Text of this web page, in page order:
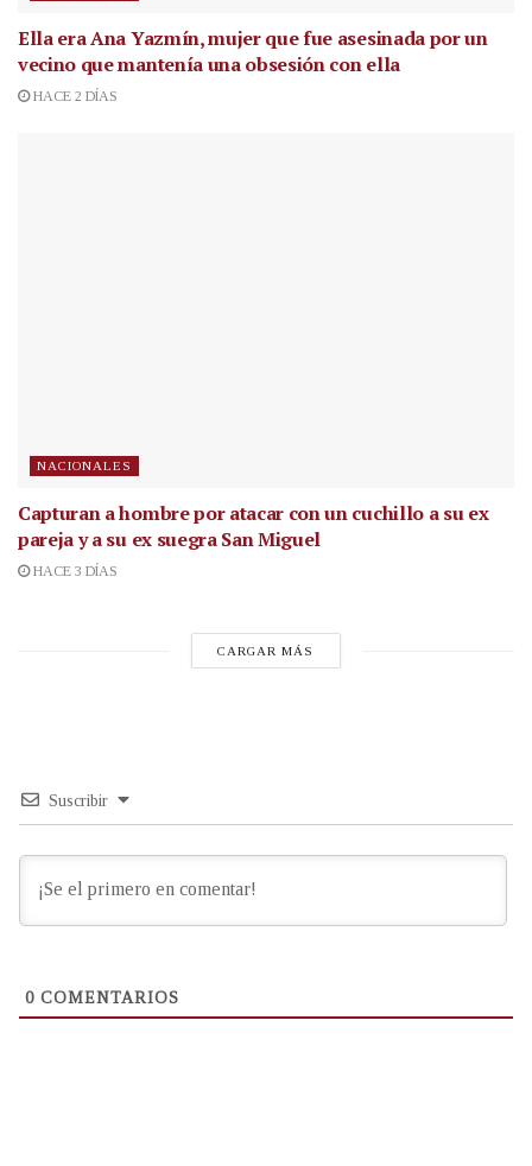
Ella era Ana Yazmín, mujer que fue asesinada por un
vecino que mantenía una obsesión con ella
HACE 2 DÍAS
NACIONALES
Capturan a hombre por atacar con un cuchillo a su ex
pareja y a su ex suegra San Miguel
HACE 3 DÍAS
CARGAR MÁS
Suscribir
0 COMENTARIOS